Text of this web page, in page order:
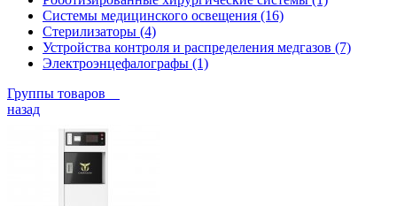
Системы медицинского освещения (16)
Стерилизаторы (4)
Устройства контроля и распределения медгазов (7)
Электроэнцефалографы (1)
Группы товаров
назад